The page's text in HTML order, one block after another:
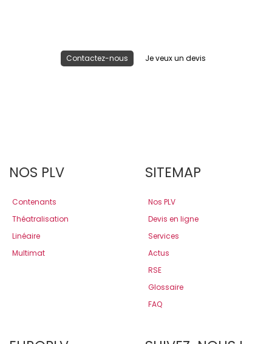
Contactez-nous Je veux un devis
NOS PLV
Contenants
Théatralisation
Linéaire
Multimat
SITEMAP
Nos PLV
Devis en ligne
Services
Actus
RSE
Glossaire
FAQ